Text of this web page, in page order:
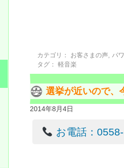
カテゴリ： お客さまの声 パ
タグ：
軽音楽
選挙が近いので、
2014年8月4日
お電話：